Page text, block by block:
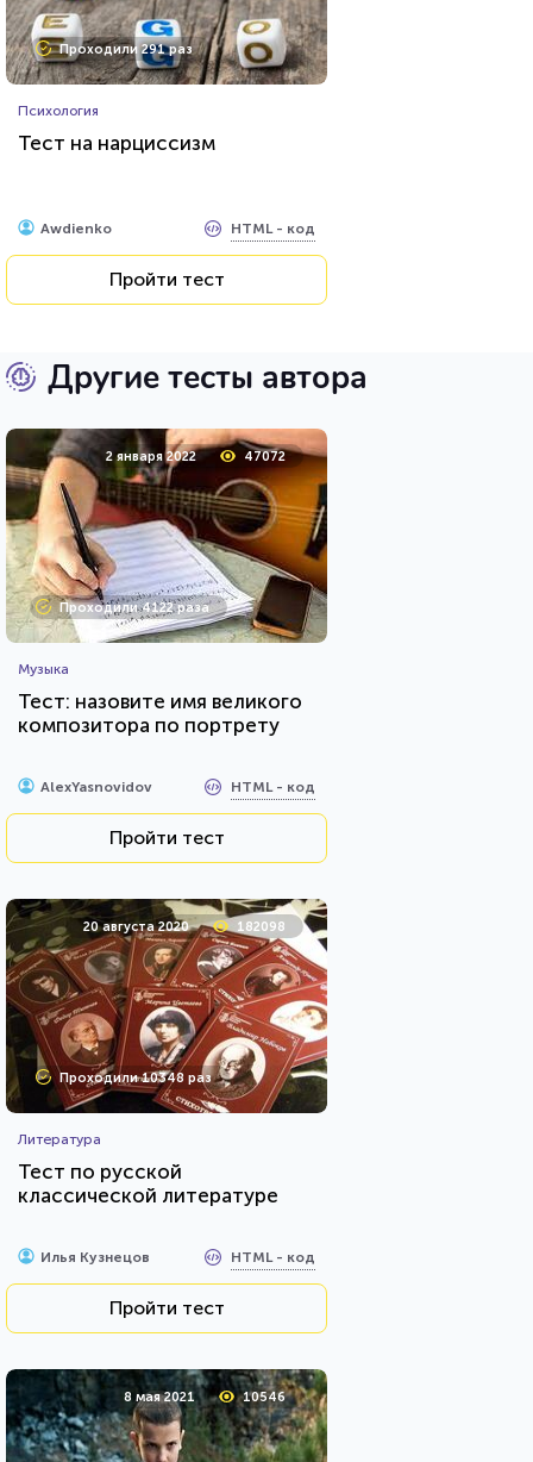
Проходили 291 раз
Психология
Тест на нарциссизм
Awdienko HTML - код
Пройти тест
Другие тесты автора
2 января 2022 47072
Проходили 4122 раза
Музыка
Тест: назовите имя великого
композитора по портрету
AlexYasnovidov HTML - код
Пройти тест
20 августа 2020 182098
Проходили 10348 раз
Литература
Тест по русской
классической литературе
Илья Кузнецов HTML - код
Пройти тест
8 мая 2021 10546